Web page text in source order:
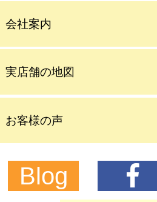
会社案内
実店舗の地図
お客様の声
Blog